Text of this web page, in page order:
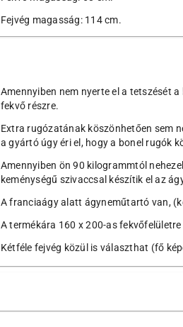
Fejvég magasság: 114 cm.
Amennyiben nem nyerte el a tetszését
fekvő részre.
Extra rugózatának köszönhetően sem
a gyártó úgy éri el, hogy a bonel rugók
Amennyiben ön 90 kilogrammtól
keménységű szivaccsal készítik el az
A franciaágy alatt ágyneműtartó van,
A termékára 160 x 200-as
Kétféle fejvég közül is választhat (fő